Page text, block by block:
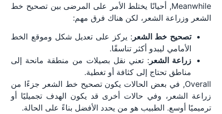
Meanwhile, أحيانًا يختلط الأمر على المرضى بين تصحيح خط
الشعر وزراعة الشعر، لكن هناك فرق مهم:
تصحيح خط الشعر : يركز على تعديل شكل وموقع الخط
الأمامي ليبدو أكثر تناسقًا.
زراعة الشعر: تعني نقل بصيلات من منطقة مانحة إلى
مناطق تحتاج إلى كثافة أو تغطية.
Overall, في بعض الحالات يكون تصحيح خط الشعر جزءًا من
زراعة الشعر، وفي حالات أخرى قد يكون الهدف تجميليًا أو
ترميميًا أوسع. الطبيب هو من يحدد الأفضل بناءً على الحالة.